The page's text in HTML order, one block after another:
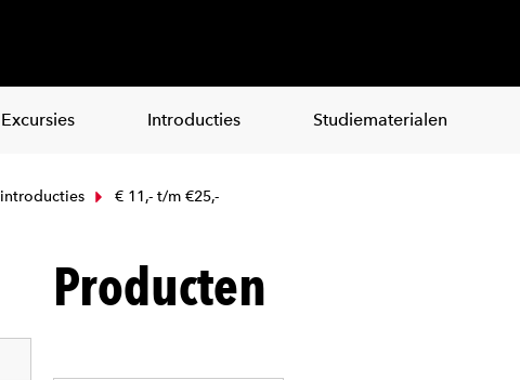
Excursies Introducties Studiematerialen
introducties € 11,- t/m €25,-
Producten